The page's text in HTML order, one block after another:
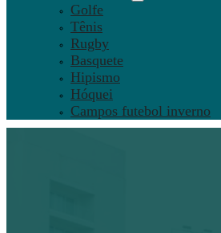
Golfe
Tênis
Rugby
Basquete
Hipismo
Hóquei
Campos futebol inverno